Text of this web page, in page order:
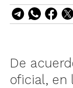
De
oficial, en